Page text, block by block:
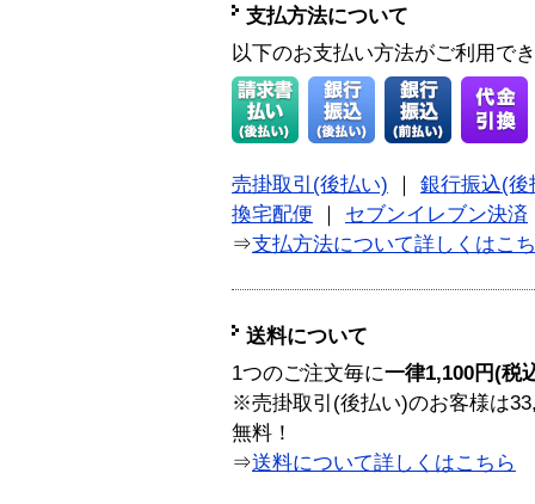
支払方法について
以下のお支払い方法がご利用で
売掛取引(後払い) ｜ 銀行振込(後
換宅配便 ｜ セブンイレブン決済
⇒支払方法について詳しくはこ
送料について
1つのご注文毎に一律1,100円(税
※売掛取引(後払い)のお客様は
無料！
⇒送料について詳しくはこちら